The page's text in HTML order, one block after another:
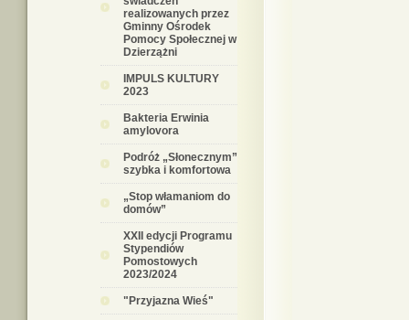
realizowanych przez
Gminny Ośrodek
Pomocy Społecznej w
Dzierzążni
IMPULS KULTURY
2023
Bakteria Erwinia
amylovora
Podróż „Słonecznym”
szybka i komfortowa
„Stop włamaniom do
domów”
XXII edycji Programu
Stypendiów
Pomostowych
2023/2024
"Przyjazna Wieś"